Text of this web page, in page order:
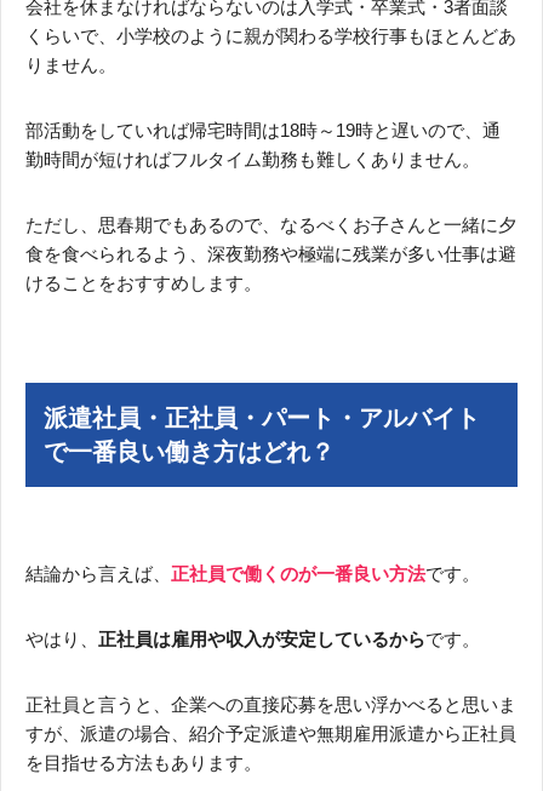
会社を休まなければならないのは入学式・卒業式・3者面談
くらいで、小学校のように親が関わる学校行事もほとんどあ
りません。
部活動をしていれば帰宅時間は18時～19時と遅いので、通
勤時間が短ければフルタイム勤務も難しくありません。
ただし、思春期でもあるので、なるべくお子さんと一緒に夕
食を食べられるよう、深夜勤務や極端に残業が多い仕事は避
けることをおすすめします。
派遣社員・正社員・パート・アルバイト
で一番良い働き方はどれ？
結論から言えば、 正社員で働くのが一番良い方法です。
やはり、 正社員は雇用や収入が安定しているからです。
正社員と言うと、企業への直接応募を思い浮かべると思いま
すが、派遣の場合、紹介予定派遣や無期雇用派遣から正社員
を目指せる方法もあります。